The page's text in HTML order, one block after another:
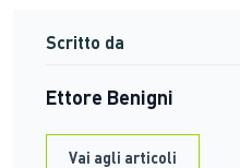
Scritto da
Ettore Benigni
Vai agli articoli